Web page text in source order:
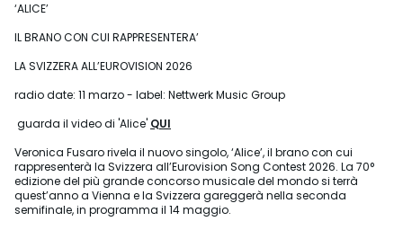
‘ALICE’
IL BRANO CON CUI RAPPRESENTERA’
LA SVIZZERA ALL’EUROVISION 2026
radio date: 11 marzo - label: Nettwerk Music Group
guarda il video di 'Alice' QUI
Veronica Fusaro rivela il nuovo singolo, ‘Alice’, il brano con cui
rappresenterà la Svizzera all’Eurovision Song Contest 2026. La 70°
edizione del più grande concorso musicale del mondo si terrà
quest’anno a Vienna e la Svizzera gareggerà nella seconda
semifinale, in programma il 14 maggio.